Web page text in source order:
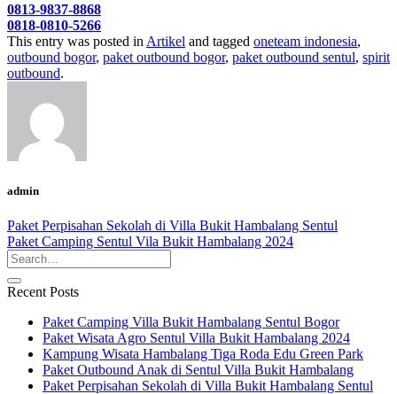
0813-9837-8868
0818-0810-5266
This entry was posted in Artikel and tagged oneteam indonesia,
outbound bogor, paket outbound bogor, paket outbound sentul, spirit
outbound.
admin
Paket Perpisahan Sekolah di Villa Bukit Hambalang Sentul
Paket Camping Sentul Vila Bukit Hambalang 2024
Recent Posts
Paket Camping Villa Bukit Hambalang Sentul Bogor
Paket Wisata Agro Sentul Villa Bukit Hambalang 2024
Kampung Wisata Hambalang Tiga Roda Edu Green Park
Paket Outbound Anak di Sentul Villa Bukit Hambalang
Paket Perpisahan Sekolah di Villa Bukit Hambalang Sentul